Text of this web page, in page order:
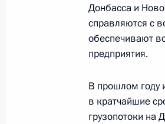
12 декабря
Встреча с
12 декабря 2023
Донбасса и
справляются с
обеспечивают
предприятия.
В прошлом году
в кратчайшие
грузопотоки на